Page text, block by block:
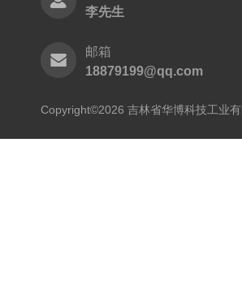
李先生
邮箱
18879199@qq.com
Copyright©2026 吉林省华博科技工业